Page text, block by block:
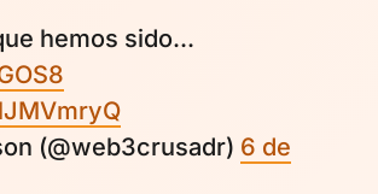
hemos sido...
(@web3crusadr) 6 de